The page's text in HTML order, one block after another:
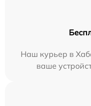
Наш курьер в
ваше